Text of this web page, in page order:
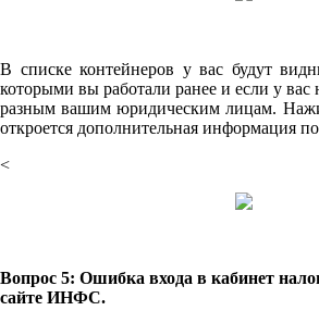
В списке контейнеров у вас будут
которыми вы работали ранее и если у вас
разным вашим юридическим лицам.
откроется дополнительная информация
<
Вопрос 5: Ошибка входа в кабинет
сайте ИНФС.